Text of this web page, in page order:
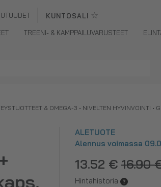
KUNTOSALI ☆
TREENI- & KAMPPAILUVARUSTEET
& OMEGA-3 • NIVELTEN HYVINVOINTI •
ALETUOTE
Alennus voimassa
13.52 € 16.90
Hintahistoria